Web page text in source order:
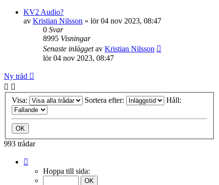
KV2 Audio?
av Kristian Nilsson » lör 04 nov 2023, 08:47
0 Svar
8995 Visningar
Senaste inläggetav Kristian Nilsson
lör 04 nov 2023, 08:47
Ny tråd
Visa: Sortera efter: Håll:
993 trådar
Hoppa till sida: